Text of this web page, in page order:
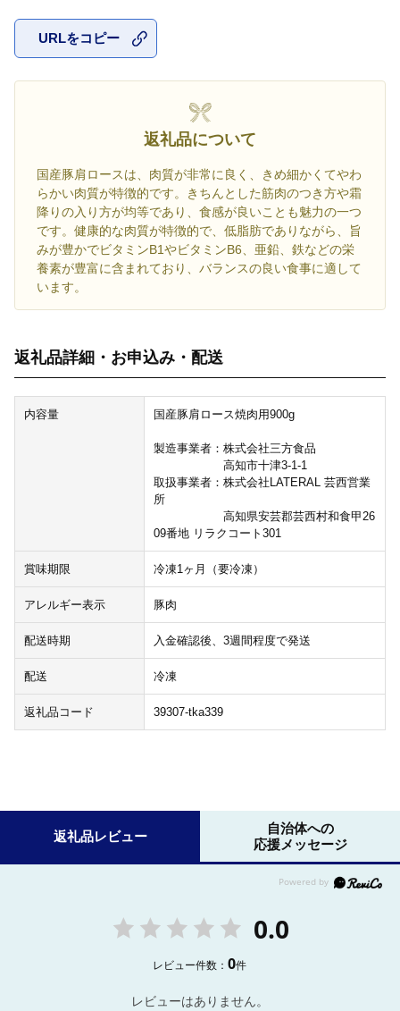
URLをコピー
返礼品について
国産豚肩ロースは、肉質が非常に良く、きめ細かくてやわ
らかい肉質が特徴的です。きちんとした筋肉のつき方や霜
降りの入り方が均等であり、食感が良いことも魅力の一つ
です。健康的な肉質が特徴的で、低脂肪でありながら、旨
みが豊かでビタミンB1やビタミンB6、亜鉛、鉄などの栄
養素が豊富に含まれており、バランスの良い食事に適して
います。
返礼品詳細・お申込み・配送
内容量 国産豚肩ロース焼肉用900g
製造事業者：株式会社三方食品
高知市十津3-1-1
取扱事業者：株式会社LATERAL 芸西営業
所
高知県安芸郡芸西村和食甲26
09番地 リラクコート301
賞味期限 冷凍1ヶ月（要冷凍）
アレルギー表示 豚肉
配送時期 入金確認後、3週間程度で発送
配送 冷凍
返礼品コード 39307-tka339
返礼品レビュー
自治体への
応援メッセージ
0.0
レビュー件数：0件
レビューはありません。